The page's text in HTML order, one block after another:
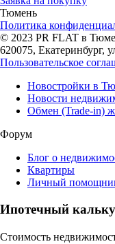
Тюмень
Политика
© 2023 PR FLAT в
620075, Екатеринбург,
Пользовательское
Новостройки в
Новости
Обмен (Trade-in)
Форум
Блог о
Квартиры
Личный
Ипотечный
Стоимость